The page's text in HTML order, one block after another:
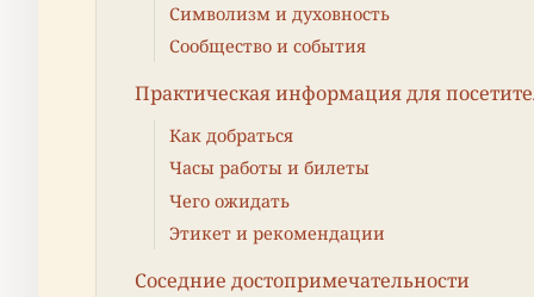
Символизм и духовность
Сообщество и события
Практическая информация для
Как добраться
Часы работы и билеты
Чего ожидать
Этикет и рекомендации
Соседние достопримечательности